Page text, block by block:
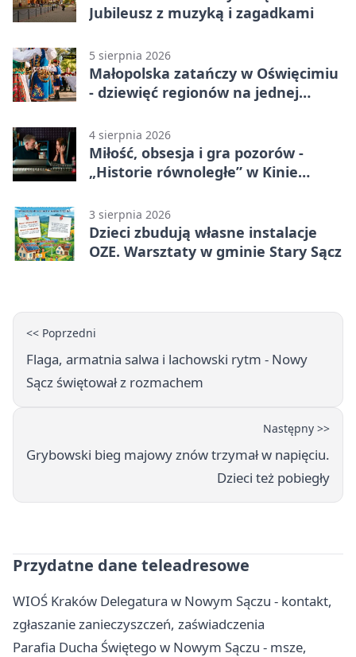
Jubileusz z muzyką i zagadkami
5 sierpnia 2026
Małopolska zatańczy w Oświęcimiu
- dziewięć regionów na jednej
4 sierpnia 2026
Miłość, obsesja i gra pozorów -
„Historie równoległe” w Kinie
3 sierpnia 2026
Dzieci zbudują własne instalacje
OZE. Warsztaty w gminie Stary Sącz
<< Poprzedni
Flaga, armatnia salwa i lachowski rytm - Nowy
Sącz świętował z rozmachem
Następny >>
Grybowski bieg majowy znów trzymał w napięciu.
Dzieci też pobiegły
Przydatne dane teleadresowe
WIOŚ Kraków Delegatura w Nowym Sączu - kontakt,
zgłaszanie zanieczyszczeń, zaświadczenia
Parafia Ducha Świętego w Nowym Sączu - msze,